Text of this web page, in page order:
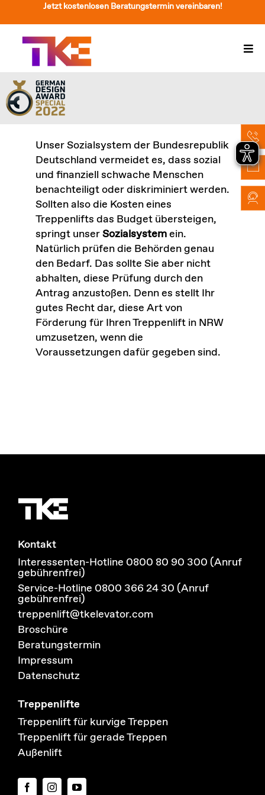
Inhalt
springen
Jetzt kostenlosen Beratungstermin vereinbaren!
Treppenlift
Preise
Service
Treppenliftberatung
Über Uns & Kontakt
Suche
nach:
Unser Sozialsystem der Bundesrepublik
Deutschland vermeidet es, dass sozial
und finanziell schwache Menschen
benachteiligt oder diskriminiert werden.
Sollten also die Kosten eines
Treppenlifts das Budget übersteigen,
springt unserSozialsystemein.
Natürlich prüfen die Behörden genau
den Bedarf. Das sollte Sie aber nicht
abhalten, diese Prüfung durch den
Antrag anzustoßen. Denn es stellt Ihr
gutes Recht dar, diese Art von
Förderung für Ihren Treppenlift in NRW
umzusetzen, wenn die
Voraussetzungen dafür gegeben sind.
Kontakt
Interessenten-Hotline 0800 80 90 300 (Anruf
gebührenfrei)
Service-Hotline 0800 366 24 30 (Anruf
gebührenfrei)
treppenlift@tkelevator.com
Broschüre
Beratungstermin
Impressum
Datenschutz
Treppenlifte
Treppenlift für kurvige Treppen
Treppenlift für gerade Treppen
Außenlift